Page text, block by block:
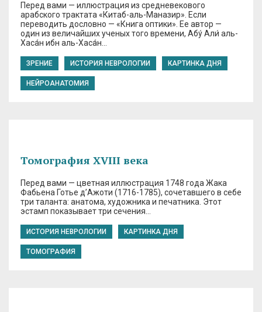
Перед вами — иллюстрация из средневекового
арабского трактата «Китаб-аль-Маназир». Если
переводить дословно — «Книга оптики». Ее автор —
один из величайших ученых того времени, Абу́ Али́ аль-
Хаса́н ибн аль-Хаса́н…
ЗРЕНИЕ ИСТОРИЯ НЕВРОЛОГИИ КАРТИНКА ДНЯ
НЕЙРОАНАТОМИЯ
Томография XVIII века
Перед вами — цветная иллюстрация 1748 года Жака
Фабьена Готье д’Ажоти (1716-1785), сочетавшего в себе
три таланта: анатома, художника и печатника. Этот
эстамп показывает три сечения…
ИСТОРИЯ НЕВРОЛОГИИ КАРТИНКА ДНЯ
ТОМОГРАФИЯ